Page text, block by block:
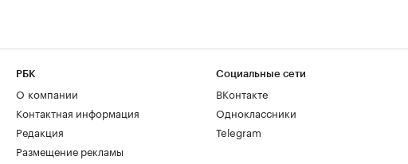
РБК
О компании
Контактная информация
Редакция
Размещение рекламы
Социальные сети
ВКонтакте
Одноклассники
Telegram